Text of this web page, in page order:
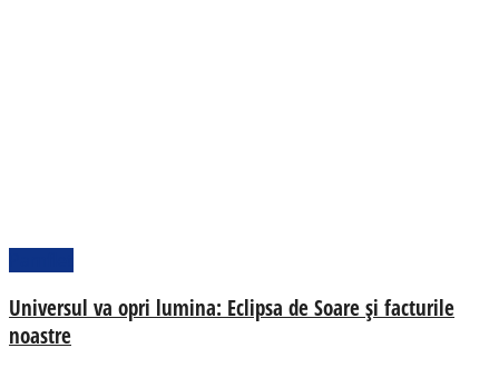
Universul va opri lumina: Eclipsa de Soare și facturile
noastre